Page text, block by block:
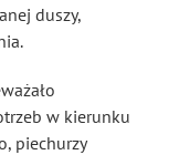
duszy,
w kierunku
piechurzy